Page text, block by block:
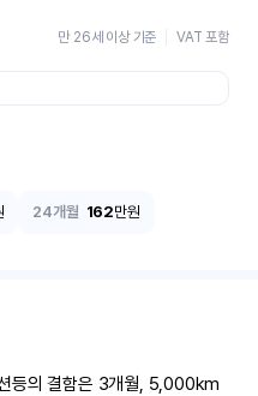
만 26세 이상 기준 VAT 포함
24개월 162만원
등의 결함은 3개월, 5,000km